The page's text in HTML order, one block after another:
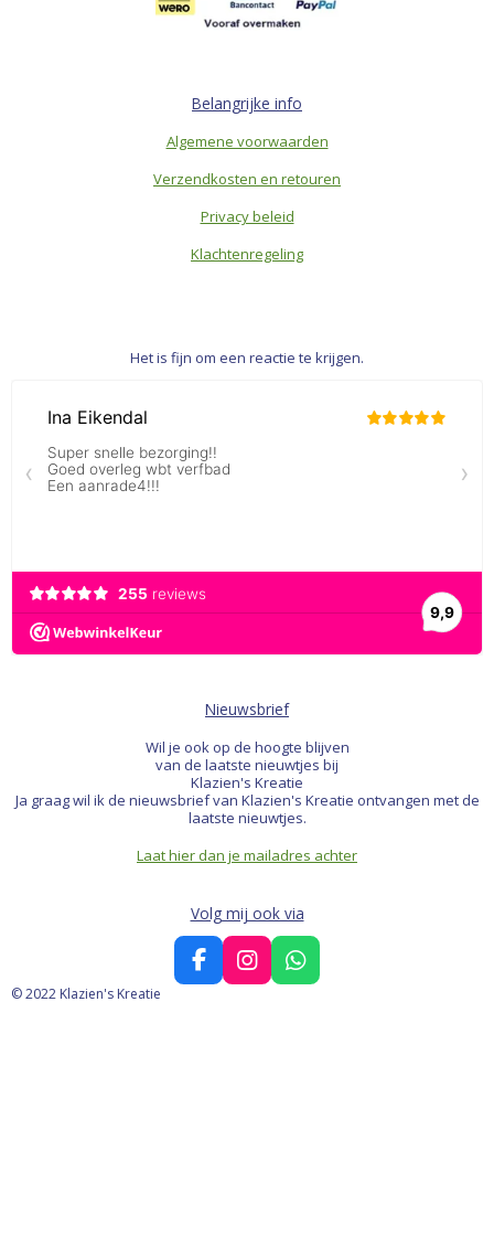
Belangrijke info
Algemene voorwaarden
Verzendkosten en retouren
Privacy beleid
Klachtenregeling
Het is fijn om een reactie te krijgen.
Nieuwsbrief
Wil je ook op de hoogte blijven
van de laatste nieuwtjes bij
Klazien's Kreatie
Ja graag wil ik de nieuwsbrief van Klazien's Kreatie ontvangen met de
laatste nieuwtjes.
Laat hier dan je mailadres achter
Volg mij ook via
F
a
I
n
W
h
© 2022 Klazien's Kreatie